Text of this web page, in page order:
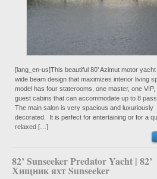
[lang_en-us]This beautiful 80’ Azimut motor
wide beam design that maximizes interior living
model has four staterooms, one master, one VIP,
guest cabins that can accommodate up to 8
The main salon is very spacious and luxuriously
decorated. It is perfect for entertaining or for a
relaxed […]
82’ Sunseeker Predator Yacht | 82’
Хищник яхт Sunseeker